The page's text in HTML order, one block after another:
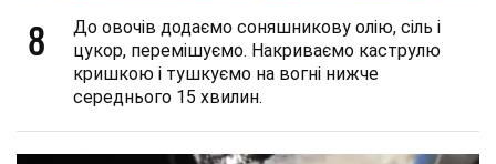
8
До овочів додаємо соняшникову олію, сіль і
цукор, перемішуємо. Накриваємо каструлю
кришкою і тушкуємо на вогні нижче
середнього 15 хвилин.